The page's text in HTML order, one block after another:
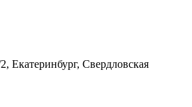
Екатеринбург, Свердловская